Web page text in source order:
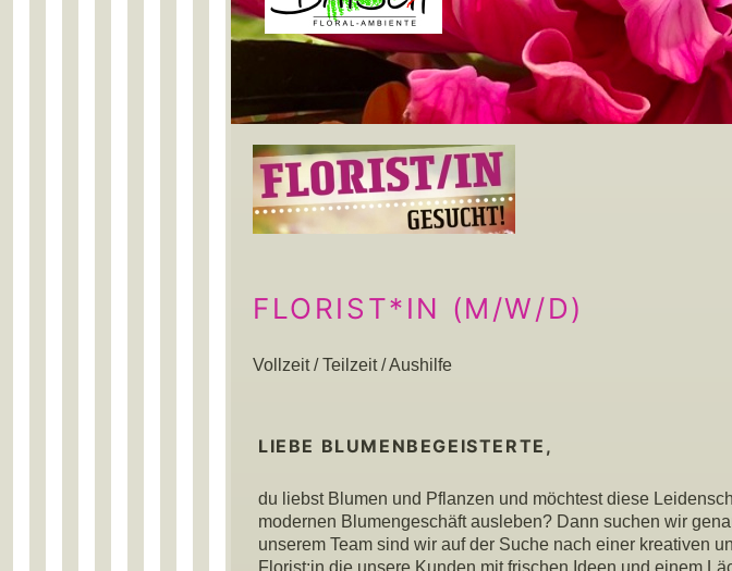
FLORIST*IN (M/W/D)
Vollzeit / Teilzeit / Aushilfe
LIEBE BLUMENBEGEISTERTE,
du liebst Blumen und Pflanzen und möchtest diese
modernen Blumengeschäft ausleben? Dann suchen wir
unserem Team sind wir auf der Suche nach einer kreativen
Florist:in die unsere Kunden mit frischen Ideen und einem